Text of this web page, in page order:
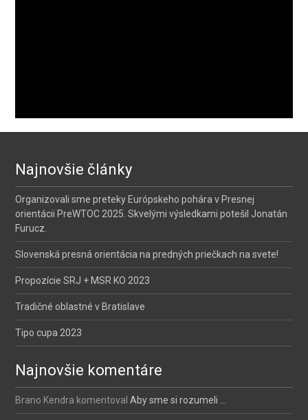
Najnovšie články
Organizovali sme preteky Európskeho pohára v Presnej
orientácii PreWTOC 2025. Skvelými výsledkami potešil Jonatán
Furucz.
Slovenská presná orientácia na predných priečkach na svete!
Propozície SRJ + MSR KO 2023
Tradičné oblastné v Bratislave
Tipo cupa 2023
Najnovšie komentáre
Brano Kendra komentovalAby sme si rozumeli …